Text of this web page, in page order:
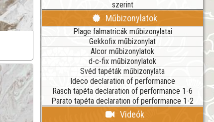
szerint
Műbizonylatok
Plage falmatricák műbizonylatai
Gekkofix műbizonylat
Alcor műbizonylatok
d-c-fix műbizonylatok
Svéd tapéták műbizonylata
Ideco declaration of performance
Rasch tapéta declaration of performance 1-6
Parato tapéta declaration of performance 1-2
Videók